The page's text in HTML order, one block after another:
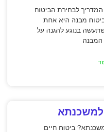
לבחירת הביטוח
מבנה היא אחת
בנוגע להגנה על
המבנה
למשכנתא
ביטוח חיים